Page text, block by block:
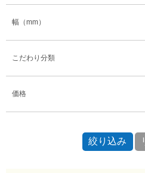
幅（mm）
こだわり分類
価格